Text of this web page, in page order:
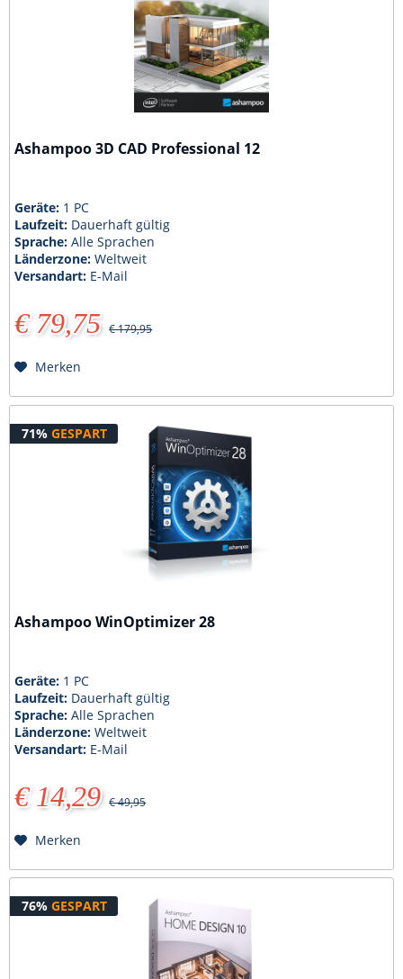
Ashampoo 3D CAD Professional 12
Geräte: 1 PC
Laufzeit: Dauerhaft gültig
Sprache:Alle Sprachen
Länderzone:Weltweit
Versandart: E-Mail
€ 79,75 € 179,95
Merken
71% GESPART
Ashampoo WinOptimizer 28
Geräte: 1 PC
Laufzeit: Dauerhaft gültig
Sprache:Alle Sprachen
Länderzone:Weltweit
Versandart: E-Mail
€ 14,29 € 49,95
Merken
76% GESPART